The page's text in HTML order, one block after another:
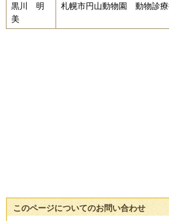
黒川 明
美
札幌市円山動物園 動物診
このページについてのお問い合わせ